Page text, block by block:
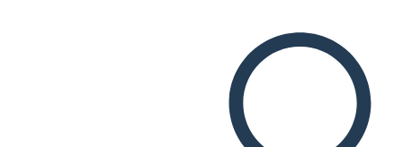
CRÉER UN STORYBOARD
LIRE LE DIAPORAMA
LIS-MOI